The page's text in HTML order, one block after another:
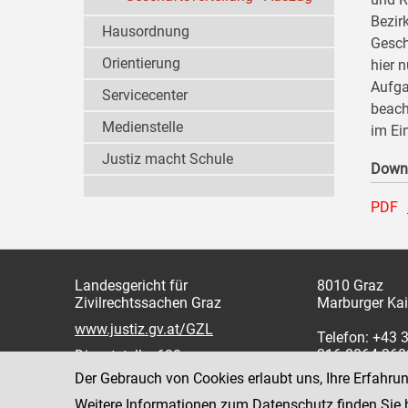
hier
im
PDF
Hausordnung
Orientierung
Servicecenter
Medienstelle
Justiz macht Schule
Landesgericht für
Zivilrechtssachen Graz
www.justiz.gv.at/GZL
Dienststelle: 638
8010 Graz
Marburger
Telefon: +43
316 8064
Fax: +43 316
Der Gebrauch von Cookies erlaubt uns, Ihre